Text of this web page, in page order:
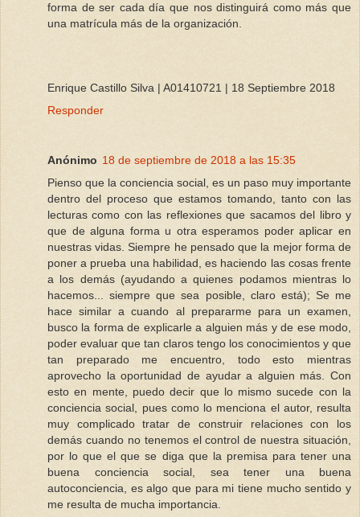
forma de ser cada día que nos distinguirá como más que
una matrícula más de la organización.
Enrique Castillo Silva | A01410721 | 18 Septiembre 2018
Responder
Anónimo 18 de septiembre de 2018 a las 15:35
Pienso que la conciencia social, es un paso muy importante
dentro del proceso que estamos tomando, tanto con las
lecturas como con las reflexiones que sacamos del libro y
que de alguna forma u otra esperamos poder aplicar en
nuestras vidas. Siempre he pensado que la mejor forma de
poner a prueba una habilidad, es haciendo las cosas frente
a los demás (ayudando a quienes podamos mientras lo
hacemos... siempre que sea posible, claro está); Se me
hace similar a cuando al prepararme para un examen,
busco la forma de explicarle a alguien más y de ese modo,
poder evaluar que tan claros tengo los conocimientos y que
tan preparado me encuentro, todo esto mientras
aprovecho la oportunidad de ayudar a alguien más. Con
esto en mente, puedo decir que lo mismo sucede con la
conciencia social, pues como lo menciona el autor, resulta
muy complicado tratar de construir relaciones con los
demás cuando no tenemos el control de nuestra situación,
por lo que el que se diga que la premisa para tener una
buena conciencia social, sea tener una buena
autoconciencia, es algo que para mi tiene mucho sentido y
me resulta de mucha importancia.